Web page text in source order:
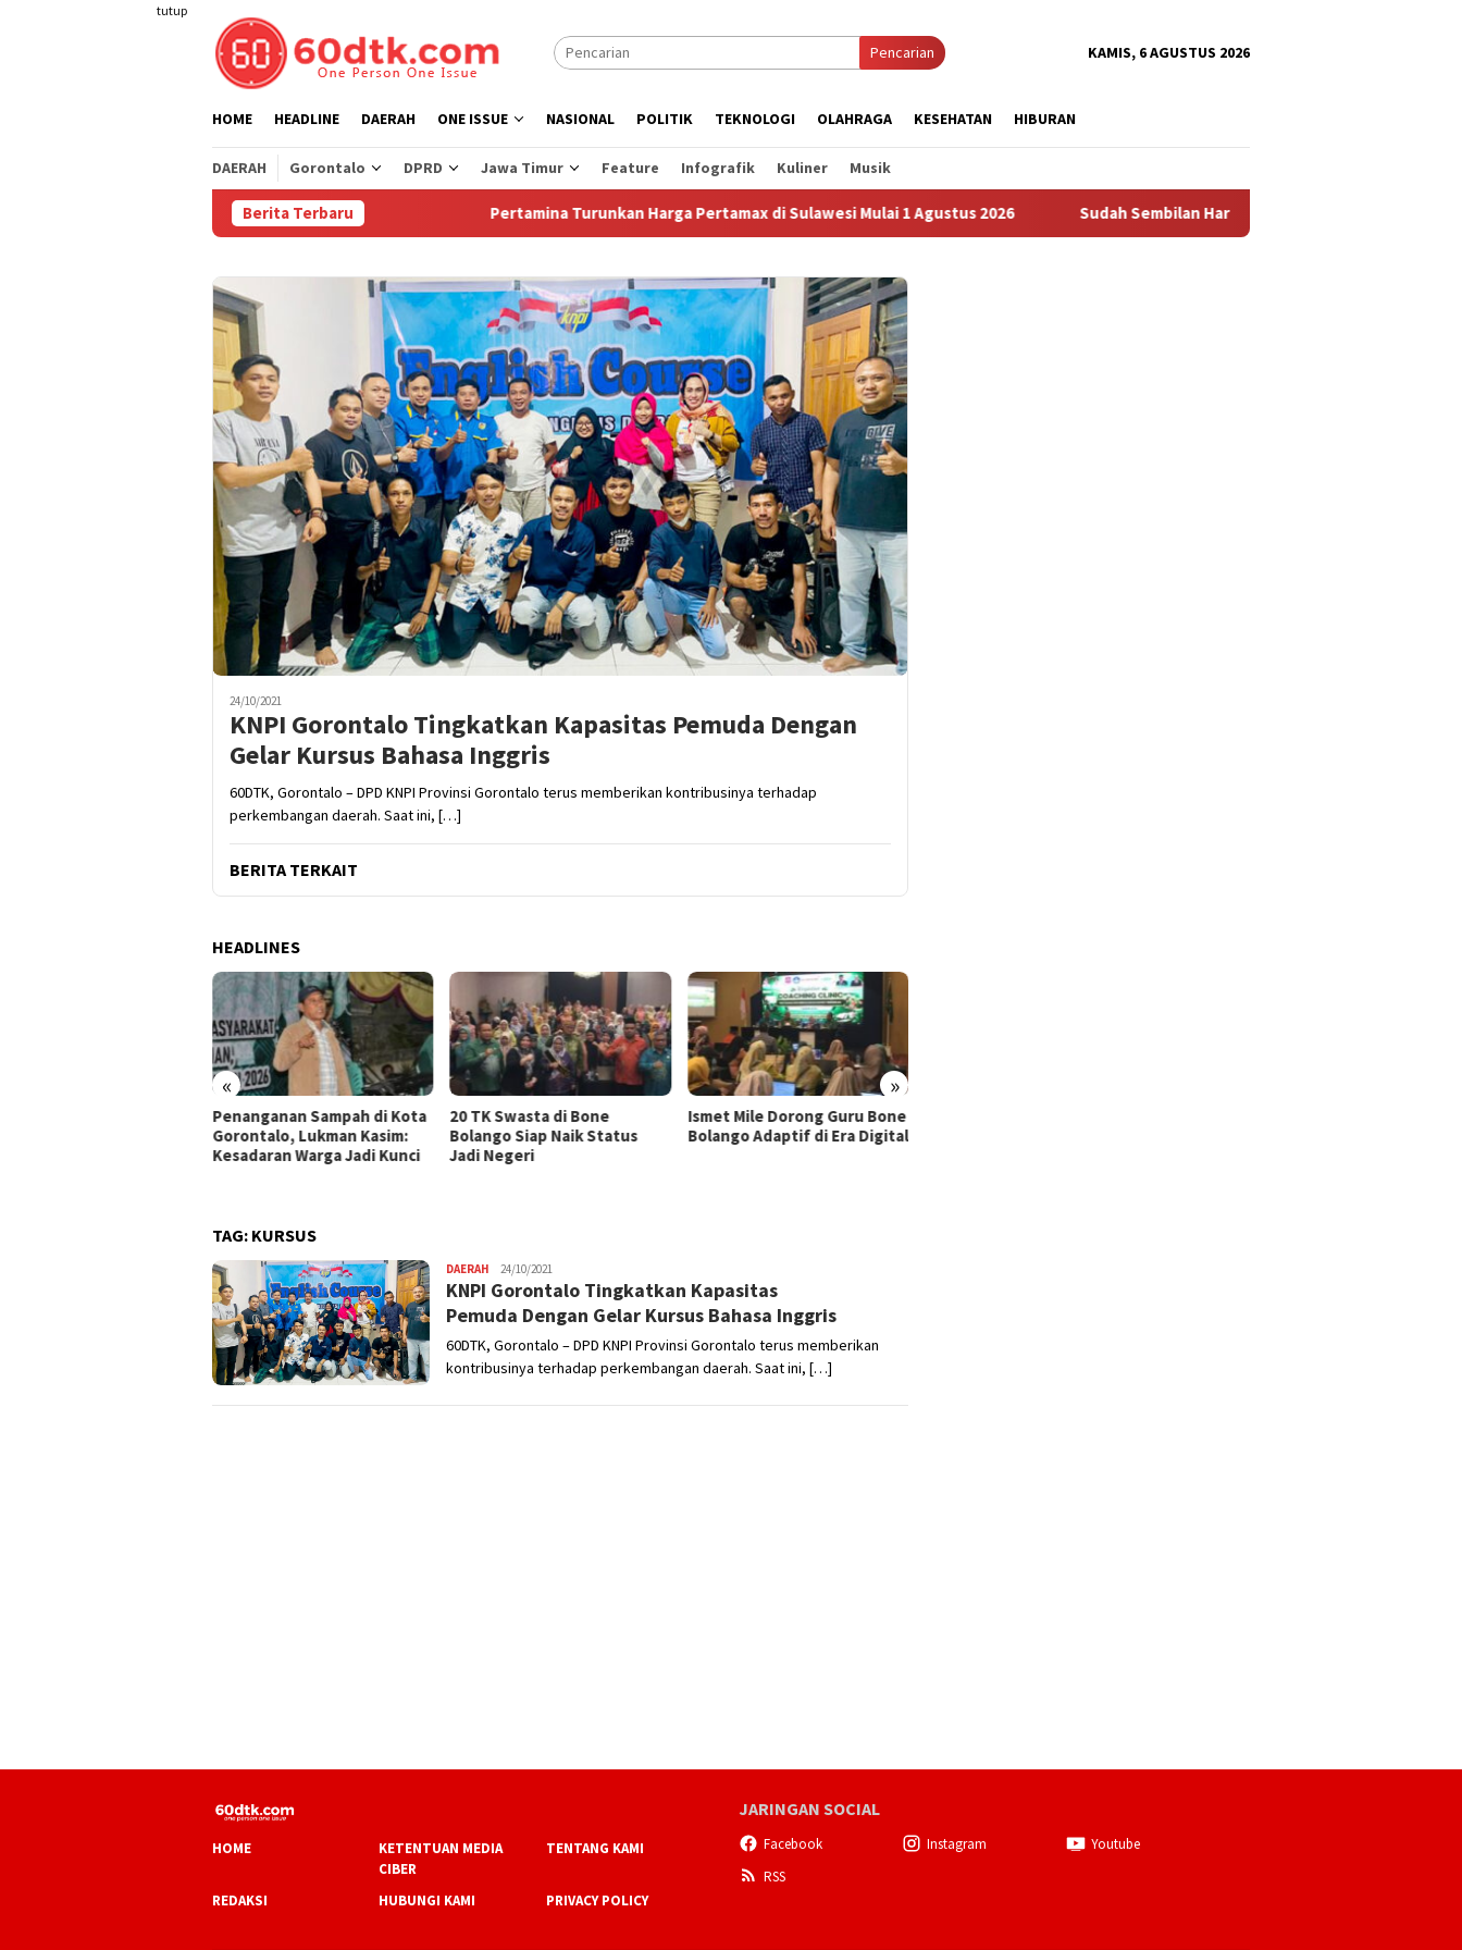
tutup
Pencarian KAMIS, 6 AGUSTUS 2026
HOME HEADLINE DAERAH ONE ISSUE NASIONAL POLITIK TEKNOLOGI OLAHRAGA KESEHATAN HIBURAN
DAERAH Gorontalo DPRD Jawa Timur Feature Infografik Kuliner Musik
Berita Terbaru Pertamina Turunkan Harga Pertamax di Sulawesi Mulai 1 Agustus 2026 Sudah Sembilan Hari Harga Beras Gorontalo Termahal di
24/10/2021
KNPI Gorontalo Tingkatkan Kapasitas Pemuda Dengan
Gelar Kursus Bahasa Inggris
60DTK, Gorontalo – DPD KNPI Provinsi Gorontalo terus memberikan kontribusinya terhadap
perkembangan daerah. Saat ini, […]
BERITA TERKAIT
HEADLINES
« »
Penanganan Sampah di Kota
Gorontalo, Lukman Kasim:
Kesadaran Warga Jadi Kunci
20 TK Swasta di Bone
Bolango Siap Naik Status
Jadi Negeri
Ismet Mile Dorong Guru Bone
Bolango Adaptif di Era Digital
TAG: KURSUS
DAERAH Hendra
Usman
24/10/2021
KNPI Gorontalo Tingkatkan Kapasitas
Pemuda Dengan Gelar Kursus Bahasa Inggris
60DTK, Gorontalo – DPD KNPI Provinsi Gorontalo terus memberikan
kontribusinya terhadap perkembangan daerah. Saat ini, […]
HOME
KETENTUAN MEDIA
CIBER
TENTANG KAMI
REDAKSI HUBUNGI KAMI PRIVACY POLICY
JARINGAN SOCIAL
Facebook Instagram
Youtube
RSS